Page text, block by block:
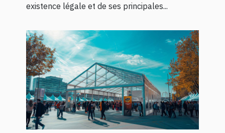
existence légale et de ses principales...